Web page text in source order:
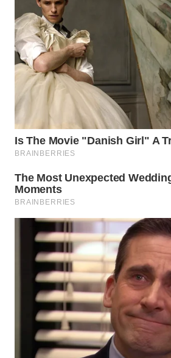
WN
TAPANULI
SELATAN
WN
TANJUNG
LESUNG
WN
KARO
WN
SIMALUNGUN
WN
LABUHANBATU
WN
TAPANULI
WN DELI
SERDANG